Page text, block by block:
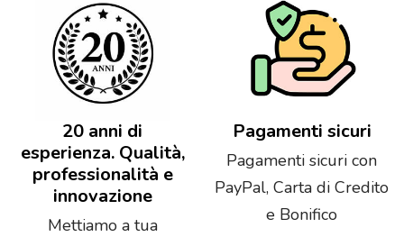
20 anni di
esperienza. Qualità,
professionalità e
innovazione
Mettiamo a tua
Pagamenti sicuri
Pagamenti sicuri con
PayPal, Carta di Credito
e Bonifico